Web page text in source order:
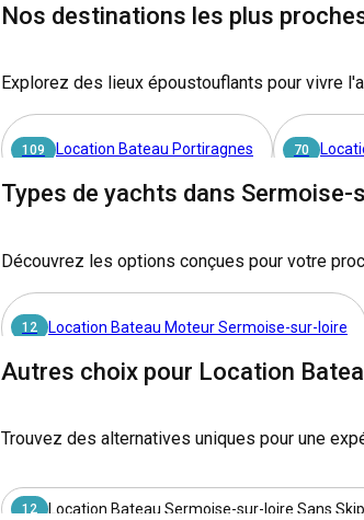
Nos destinations les plus
Explorez des lieux époustouflants pour vivre
109 Location Bateau Portiragnes 70
29 Location Bateau Saverne 27 Location
26 Location Bateau Le Somail Location
19 Location Bateau Le Mas D'agenais 19
17 Location Bateau Dole 17 Location
Types de yachts dans Sermoise-
Découvrez les options conçues pour votre
12 Location Bateau Moteur Sermoise-sur-loire
Autres choix pour Location
Trouvez des alternatives uniques pour une
12 Location Bateau Sermoise-sur-loire Sans